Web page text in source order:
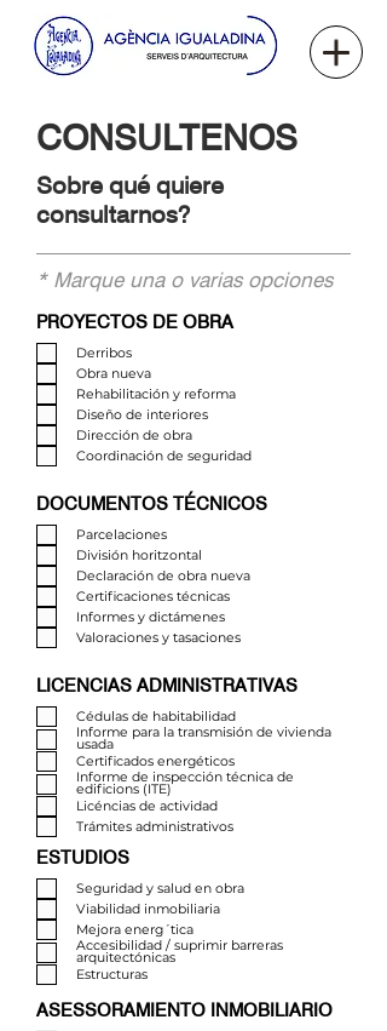
CONSULTENOS
Sobre qué quiere
consultarnos?
* Marque una o varias opciones
PROYECTOS DE OBRA
Derribos
Obra nueva
Rehabilitación y reforma
Diseño de interiores
Dirección de obra
Coordinación de seguridad
DOCUMENTOS TÉCNICOS
Parcelaciones
División horitzontal
Declaración de obra nueva
Certificaciones técnicas
Informes y dictámenes
Valoraciones y tasaciones
LICENCIAS ADMINISTRATIVAS
Cédulas de habitabilidad
Informe para la transmisión de vivienda
usada
Certificados energéticos
Informe de inspección técnica de
edificions (ITE)
Licéncias de actividad
Trámites administrativos
ESTUDIOS
Seguridad y salud en obra
Viabilidad inmobiliaria
Mejora energ´tica
Accesibilidad / suprimir barreras
arquitectónicas
Estructuras
ASESSORAMIENTO INMOBILIARIO